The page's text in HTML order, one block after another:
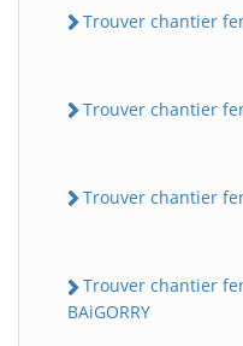
Trouver chantier
Trouver chantier
Trouver chantier
Trouver chantier
BAiGORRY